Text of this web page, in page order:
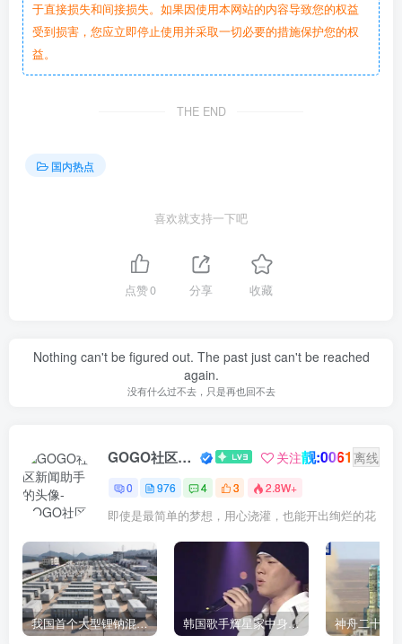
于直接损失和间接损失。如果因使用本网站的内容导致您的权益
受到损害，您应立即停止使用并采取一切必要的措施保护您的权
益。
THE END
国内热点
喜欢就支持一下吧
点赞0 分享 收藏
Nothing can't be figured out. The past just can't be reached
again.
没有什么过不去，只是再也回不去
GOGO社区新闻助手 关注靓:0061 离线
0 976 4 3 2.8W+
即使是最简单的梦想，用心浇灌，也能开出绚烂的花
我国首个大型锂钠混合储能站投产，开启储能新时代 韩国歌手辉星家中身亡，终年43岁，警方调查死因